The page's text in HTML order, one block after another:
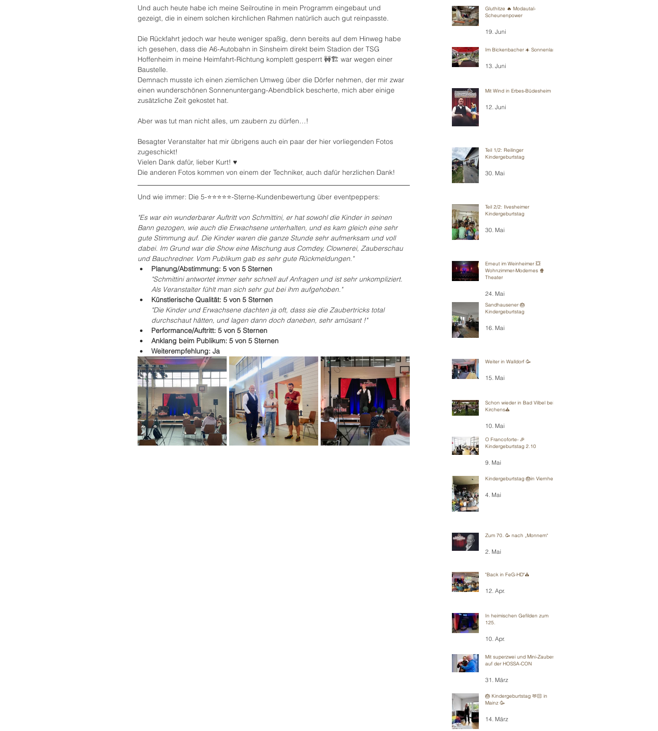
Und auch heute habe ich meine Seilroutine in mein Programm eingebaut und
gezeigt, die in einem solchen kirchlichen Rahmen natürlich auch gut reinpasste.
Die Rückfahrt jedoch war heute weniger spaßig, denn bereits auf dem Hinweg habe
ich gesehen, dass die A6-Autobahn in Sinsheim direkt beim Stadion der TSG
Hoffenheim in meine Heimfahrt-Richtung komplett gesperrt 🚧🏗 war wegen einer
Baustelle.
Demnach musste ich einen ziemlichen Umweg über die Dörfer nehmen, der mir zwar
einen wunderschönen Sonnenuntergang-Abendblick bescherte, mich aber einige
zusätzliche Zeit gekostet hat.
Aber was tut man nicht alles, um zaubern zu dürfen…!
Besagter Veranstalter hat mir übrigens auch ein paar der hier vorliegenden Fotos
zugeschickt!
Vielen Dank dafür, lieber Kurt! ♥️
Die anderen Fotos kommen von einem der Techniker, auch dafür herzlichen Dank!
Und wie immer: Die 5-⭐️⭐️⭐️⭐️⭐️-Sterne-Kundenbewertung über eventpeppers:
"Es war ein wunderbarer Auftritt von Schmittini, er hat sowohl die Kinder in seinen
Bann gezogen, wie auch die Erwachsene unterhalten, und es kam gleich eine sehr
gute Stimmung auf. Die Kinder waren die ganze Stunde sehr aufmerksam und voll
dabei. Im Grund war die Show eine Mischung aus Comdey, Clownerei, Zauberschau
und Bauchredner. Vom Publikum gab es sehr gute Rückmeldungen."
Planung/Abstimmung: 5 von 5 Sternen
"Schmittini antwortet immer sehr schnell auf Anfragen und ist sehr unkompliziert.
Als Veranstalter fühlt man sich sehr gut bei ihm aufgehoben."
Künstlerische Qualität: 5 von 5 Sternen
"Die Kinder und Erwachsene dachten ja oft, dass sie die Zaubertricks total
durchschaut hätten, und lagen dann doch daneben, sehr amüsant !"
Performance/Auftritt: 5 von 5 Sternen
Anklang beim Publikum: 5 von 5 Sternen
Weiterempfehlung: Ja
Gluthitze 🔥 Modautal-
Scheunenpower
19. Juni
Im Bickenbacher ☀️ Sonnenland
13. Juni
Mit Wind in Erbes-Büdesheim
12. Juni
Teil 1/2: Reilinger
Kindergeburtstag
30. Mai
Teil 2/2: Ilvesheimer
Kindergeburtstag
30. Mai
Erneut im Weinheimer 💥
Wohnzimmer-Modernes 🍿
Theater
24. Mai
Sandhausener 🎂
Kindergeburtstag
16. Mai
Weiter in Walldorf 🥳
15. Mai
Schon wieder in Bad Vilbel bei
Kirchens⛪️
10. Mai
O Francoforte- 🎉
Kindergeburtstag 2.10
9. Mai
Kindergeburtstag 🎂in Viernheim
4. Mai
Zum 70. 🥳 nach „Monnem“
2. Mai
"Back in FeG-HD"⛪️
12. Apr.
In heimischen Gefilden zum
125.
10. Apr.
Mit superzwei und Mini-Zauberei
auf der HOSSA-CON
31. März
🎂 Kindergeburtstag 🫶🏻 in
Mainz 🥳
14. März